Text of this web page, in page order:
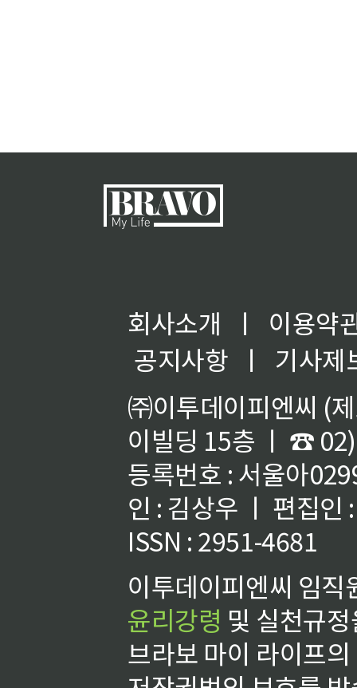
회사소개 ㅣ
이용약
공지사항
ㅣ
기사제
㈜이투데이피엔씨 (
이빌딩 15층 ㅣ ☎
등록번호 : 서울아
인 : 김상우 ㅣ 편집인
ISSN : 2951-4681
이투데이피엔씨 임
윤리강령 및 실천규
브라보 마이 라이프